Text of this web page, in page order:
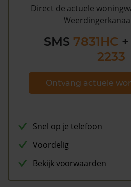
gemeentelijke belastingen. Met
bent u elk jaar op de hoogte van
Direct de actuele
SMS 7831HC +
2233
Ontvang actuele
Snel op je telefoon
Voordelig
Bekijk voorwaarden